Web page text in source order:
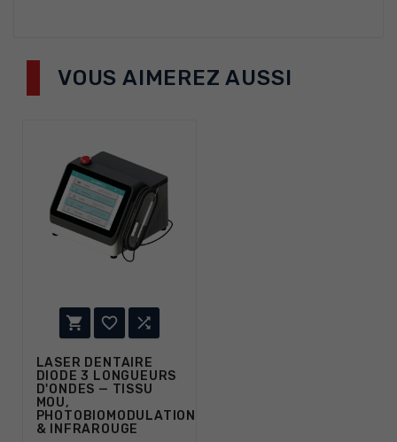
VOUS AIMEREZ AUSSI
  
LASER DENTAIRE
DIODE 3 LONGUEURS
D'ONDES — TISSU
MOU,
PHOTOBIOMODULATION
& INFRAROUGE